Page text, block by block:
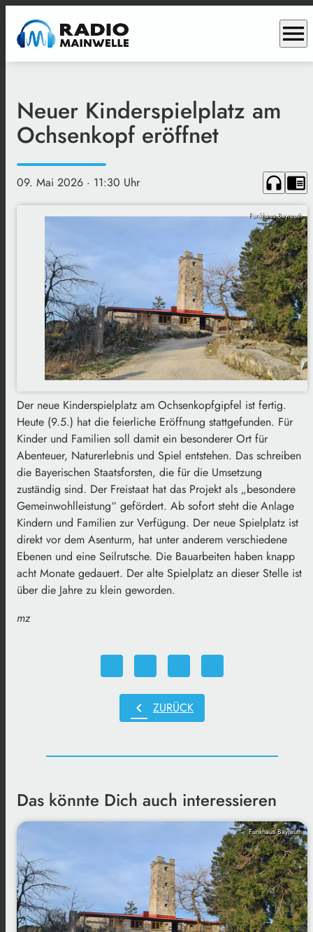
menu
Neuer Kinderspielplatz am
Ochsenkopf eröffnet
09. Mai 2026 · 11:30 Uhr headphones chrome_reader_mode
Funkhaus Bayreuth
Der neue Kinderspielplatz am Ochsenkopfgipfel ist fertig.
Heute (9.5.) hat die feierliche Eröffnung stattgefunden. Für
Kinder und Familien soll damit ein besonderer Ort für
Abenteuer, Naturerlebnis und Spiel entstehen. Das schreiben
die Bayerischen Staatsforsten, die für die Umsetzung
zuständig sind. Der Freistaat hat das Projekt als „besondere
Gemeinwohlleistung“ gefördert. Ab sofort steht die Anlage
Kindern und Familien zur Verfügung. Der neue Spielplatz ist
direkt vor dem Asenturm, hat unter anderem verschiedene
Ebenen und eine Seilrutsche. Die Bauarbeiten haben knapp
acht Monate gedauert. Der alte Spielplatz an dieser Stelle ist
über die Jahre zu klein geworden.
mz
chevron_left ZURÜCK
Das könnte Dich auch interessieren
Funkhaus Bayreuth